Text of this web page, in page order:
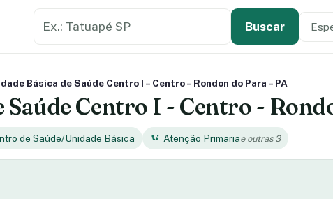
Buscar Tipo
Básica de Saúde Centro I – Centro – Rondon do Para – PA
Saúde Centro I - Centro -
de Saúde/Unidade Básica Atenção Primariae outras 3